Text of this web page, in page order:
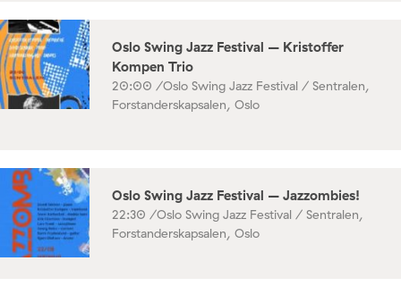
Oslo Swing Jazz Festival – Kristoffer
Kompen Trio
20:00 /Oslo Swing Jazz Festival / Sentralen,
Forstanderskapsalen, Oslo
Oslo Swing Jazz Festival – Jazzombies!
22:30 /Oslo Swing Jazz Festival / Sentralen,
Forstanderskapsalen, Oslo